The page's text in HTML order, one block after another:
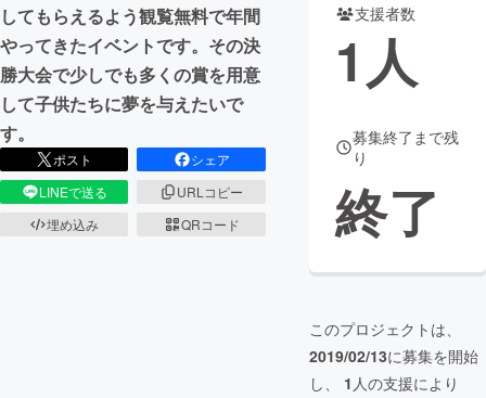
CAMPFIRE for Social Good
CAMPFIRE Creation
CAMPFIREふるさと納税machi-ya コミュニティ
してもらえるよう観覧無料で年間
やってきたイベントです。その決
勝大会で少しでも多くの賞を用意
して子供たちに夢を与えたいで
す。
ポスト
シェア
LINEで送る
URLコピー
埋め込み
QRコード
支援者数
1人
募集終了まで残
り
終了
このプロジェクトは、
2019/02/13に募集を開始
し、 1 人の支援により